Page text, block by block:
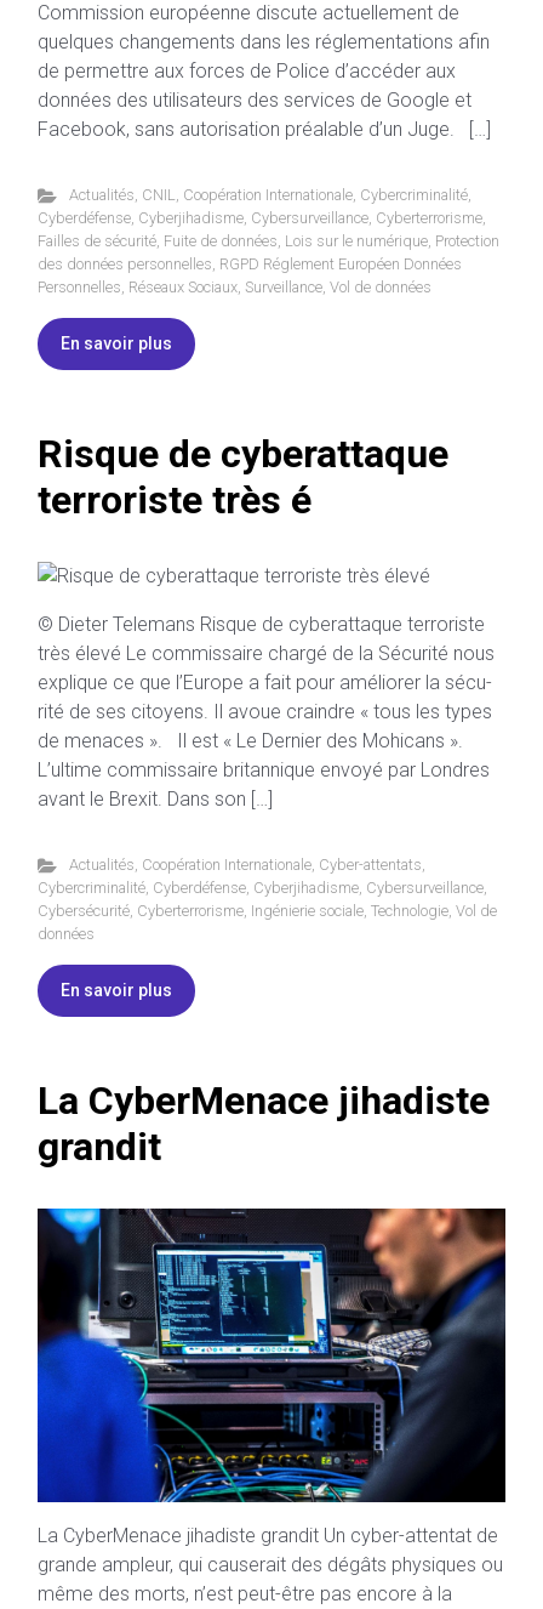
Commission européenne discute actuellement de
quelques changements dans les réglementations afin
de permettre aux forces de Police d’accéder aux
données des utilisateurs des services de Google et
Facebook, sans autorisation préalable d’un Juge. […]
Actualités, CNIL, Coopération Internationale, Cybercriminalité,
Cyberdéfense, Cyberjihadisme, Cybersurveillance, Cyberterrorisme,
Failles de sécurité, Fuite de données, Lois sur le numérique, Protection
des données personnelles, RGPD Réglement Européen Données
Personnelles, Réseaux Sociaux, Surveillance, Vol de données
En savoir plus
Risque de cyberattaque
terroriste très é
© Dieter Telemans Risque de cyberattaque terroriste
très élevé Le com­mis­saire chargé de la Sé­cu­rité nous
ex­plique ce que l’Eu­rope a fait pour amé­lio­rer la sé­cu­
rité de ses ci­toyens. Il avoue craindre « tous les types
de me­naces ». Il est « Le Dernier des Mohicans ».
L’ultime commissaire britannique envoyé par Londres
avant le Brexit. Dans son […]
Actualités, Coopération Internationale, Cyber-attentats,
Cybercriminalité, Cyberdéfense, Cyberjihadisme, Cybersurveillance,
Cybersécurité, Cyberterrorisme, Ingénierie sociale, Technologie, Vol de
données
En savoir plus
La CyberMenace jihadiste
grandit
La CyberMenace jihadiste grandit Un cyber-attentat de
grande ampleur, qui causerait des dégâts physiques ou
même des morts, n’est peut-être pas encore à la